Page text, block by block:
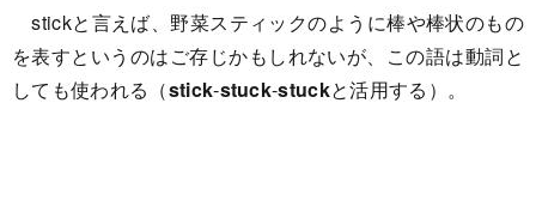
stickと言えば、野菜スティックのように棒や棒状のもの
を表すというのはご存じかもしれないが、この語は動詞と
しても使われる（stick-stuck-stuckと活用する）。